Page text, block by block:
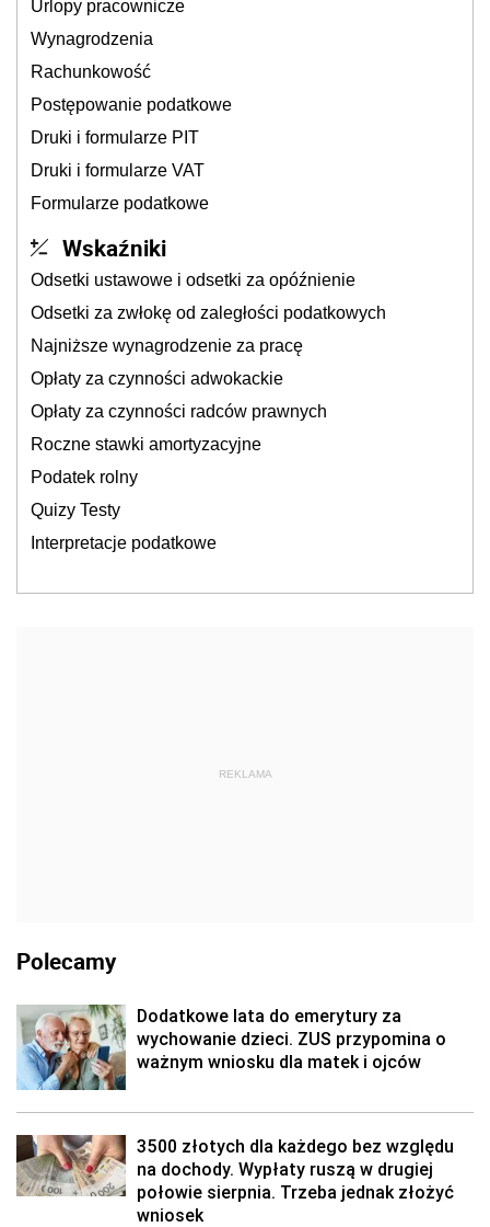
Urlopy pracownicze
Wynagrodzenia
Rachunkowość
Postępowanie podatkowe
Druki i formularze PIT
Druki i formularze VAT
Formularze podatkowe
Wskaźniki
Odsetki ustawowe i odsetki za opóźnienie
Odsetki za zwłokę od zaległości podatkowych
Najniższe wynagrodzenie za pracę
Opłaty za czynności adwokackie
Opłaty za czynności radców prawnych
Roczne stawki amortyzacyjne
Podatek rolny
Quizy Testy
Interpretacje podatkowe
REKLAMA
Polecamy
Dodatkowe lata do emerytury za
wychowanie dzieci. ZUS przypomina o
ważnym wniosku dla matek i ojców
3500 złotych dla każdego bez względu
na dochody. Wypłaty ruszą w drugiej
połowie sierpnia. Trzeba jednak złożyć
wniosek